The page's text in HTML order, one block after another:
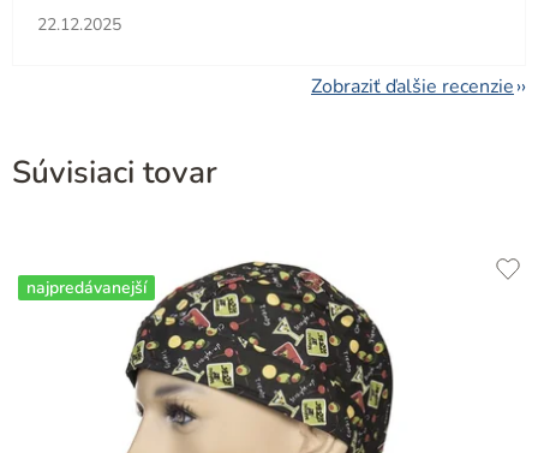
Hodnotenie obchodu je 5 z 5 hviezdičiek.
22.12.2025
Zobraziť ďalšie recenzie
Súvisiaci tovar
najpredávanejší